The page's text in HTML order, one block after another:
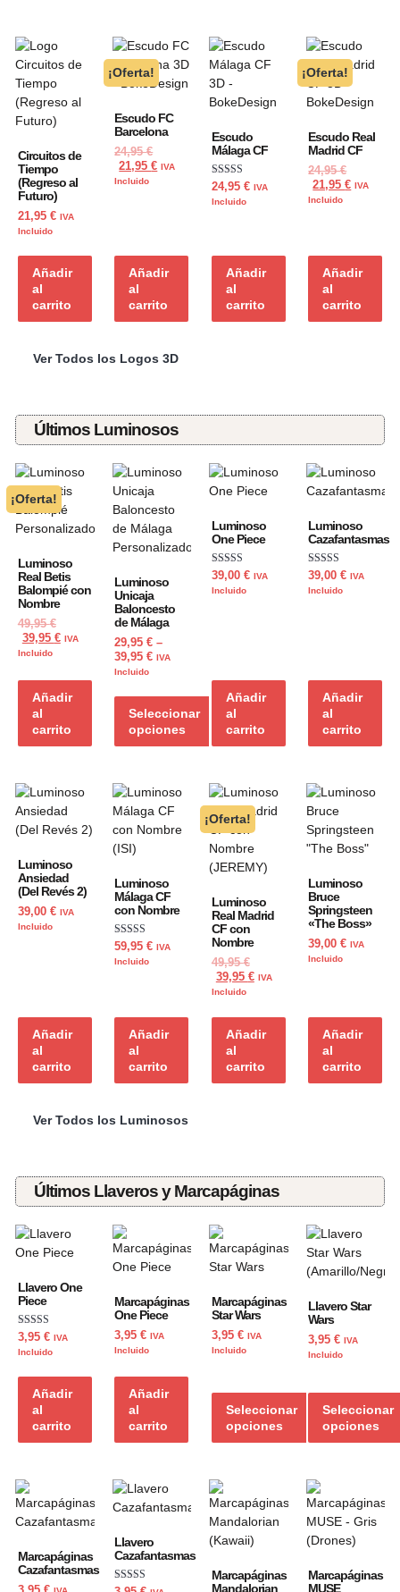
Circuitos de
Tiempo
(Regreso al
Futuro)
21,95 € IVA
Incluido
Añadir
al
carrito
¡Oferta!
Escudo FC
Barcelona
24,95€
21,95€ IVA
Incluido
Añadir
al
carrito
Escudo
Málaga CF
Valorado con
5.00
de 5
24,95 € IVA
Incluido
Añadir
al
carrito
¡Oferta!
Escudo Real
Madrid CF
24,95€
21,95€ IVA
Incluido
Añadir
al
carrito
Ver Todos los Logos 3D
Últimos Luminosos
¡Oferta!
Luminoso
Real Betis
Balompié con
Nombre
49,95€
39,95 € IVA
Incluido
Añadir
al
carrito
Luminoso
Unicaja
Baloncesto
de Málaga
29,95€ –
39,95€ IVA
Incluido
Seleccionar
opciones
Luminoso
One Piece
Valorado con
5.00
de 5
39,00 € IVA
Incluido
Añadir
al
carrito
Luminoso
Cazafantasmas
Valorado con
5.00
de 5
39,00€ IVA
Incluido
Añadir
al
carrito
Luminoso
Ansiedad
(Del Revés 2)
39,00 €
IVA
Incluido
Añadir
al
carrito
Luminoso
Málaga CF
con Nombre
Valorado con
5.00
de 5
59,95€
IVA
Incluido
Añadir
al
carrito
¡Oferta!
Luminoso
Real Madrid
CF con
Nombre
49,95€
39,95 €
IVA
Incluido
Añadir
al
carrito
Luminoso
Bruce
Springsteen
«The Boss»
39,00€
IVA
Incluido
Añadir
al
carrito
Ver Todos los Luminosos
Últimos Llaveros y Marcapáginas
Llavero One
Piece
Valorado con
5.00
de 5
3,95 € IVA
Incluido
Añadir
al
carrito
Marcapáginas
One Piece
3,95€ IVA
Incluido
Añadir
al
carrito
Marcapáginas
Star Wars
3,95 € IVA
Incluido
Seleccionar
opciones
Llavero Star
Wars
3,95€ IVA
Incluido
Seleccionar
opciones
Marcapáginas
Cazafantasmas
Llavero
Cazafantasmas
Marcapáginas
Mandalorian
Marcapáginas
MUSE